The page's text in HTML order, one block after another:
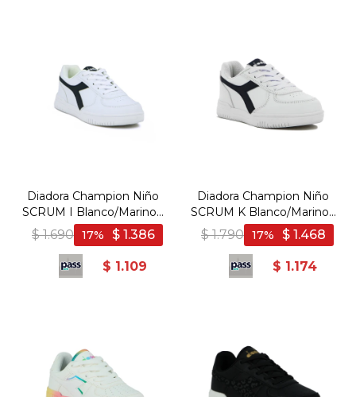
Diadora Champion Niño
SCRUM I Blanco/Marino -
Blanco-Marino
$ 1.690 $ 1.386
17
$ 1.109
Diadora Champion Niño
SCRUM K Blanco/Marino -
Blanco-Marino
$ 1.790 $ 1.468
17
$ 1.174